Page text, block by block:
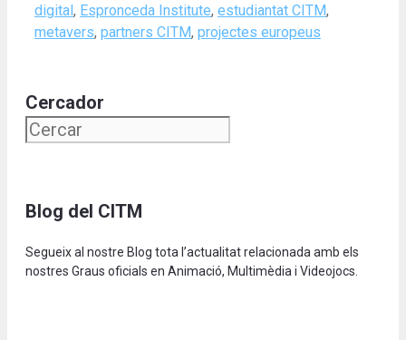
digital, Espronceda Institute, estudiantat CITM,
metavers, partners CITM, projectes europeus
Cercador
Blog del CITM
Segueix al nostre Blog tota l’actualitat relacionada amb els
nostres Graus oficials en Animació, Multimèdia i Videojocs.